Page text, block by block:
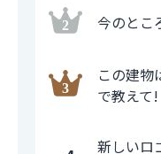
今のとこ
この建物
で教えて!
新しいロ